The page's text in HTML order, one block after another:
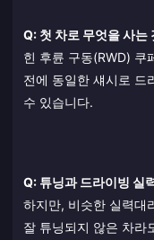
Q: 첫 차로 무엇을 사는
힌 후륜 구동(RWD) 쿠
전에 동일한 섀시로 드
수 있습니다.
Q: 튜닝과 드라이빙 실
하지만, 비슷한 실력대
잘 튜닝되지 않은 차라